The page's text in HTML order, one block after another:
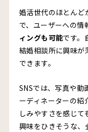
婚活世代のほとんど
で、ユーザーへの情
ィングも可能です。
結婚相談所に興味が
できます。
SNSでは、写真や動
ーディネーターの紹
しみやすさを感じ
興味をひきそうな、